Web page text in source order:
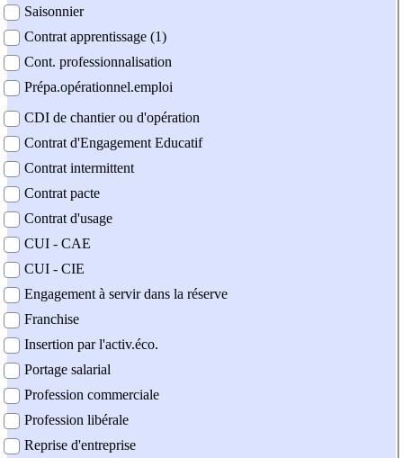
Saisonnier
Contrat apprentissage (1)
Cont. professionnalisation
Prépa.opérationnel.emploi
CDI de chantier ou d'opération
Contrat d'Engagement Educatif
Contrat intermittent
Contrat pacte
Contrat d'usage
CUI - CAE
CUI - CIE
Engagement à servir dans la réserve
Franchise
Insertion par l'activ.éco.
Portage salarial
Profession commerciale
Profession libérale
Reprise d'entreprise